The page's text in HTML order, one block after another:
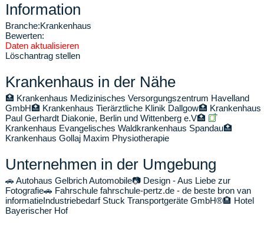
Information
Branche:Krankenhaus
Bewerten:
Daten aktualisieren
Löschantrag stellen
Krankenhaus in der Nähe
🏥 Krankenhaus Medizinisches Versorgungszentrum Havelland
GmbH🏥 Krankenhaus Tierärztliche Klinik Dallgow🏥 Krankenhaus
Paul Gerhardt Diakonie, Berlin und Wittenberg e.V🏥
Krankenhaus Evangelisches Waldkrankenhaus Spandau🏥
Krankenhaus Gollaj Maxim Physiotherapie
Unternehmen in der Umgebung
🚗 Autohaus Gelbrich Automobile📷 Design - Aus Liebe zur
Fotografie🚗 Fahrschule fahrschule-pertz.de - de beste bron van
informatieIndustriebedarf Stuck Transportgeräte GmbH®🏨 Hotel
Bayerischer Hof